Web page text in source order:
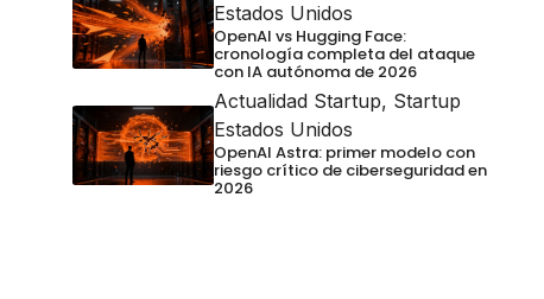
Estados Unidos
OpenAI vs Hugging Face:
cronología completa del ataque
con IA autónoma de 2026
Actualidad Startup, Startup
Estados Unidos
OpenAI Astra: primer modelo con
riesgo crítico de ciberseguridad en
2026